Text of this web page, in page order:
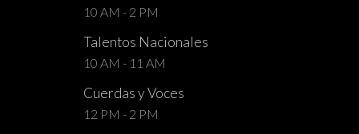
10 AM - 2 PM
Talentos Nacionales
10 AM - 11 AM
Cuerdas y Voces
12 PM - 2 PM